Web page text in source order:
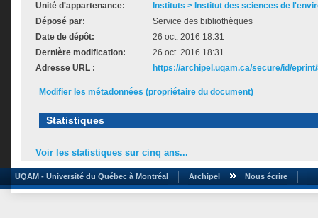
Unité d'appartenance:
Instituts > Institut des sciences de
Déposé par:
Service des bibliothèques
Date de dépôt:
26 oct. 2016 18:31
Dernière modification:
26 oct. 2016 18:31
Adresse URL :
https://archipel.uqam.ca/secure/id/
Modifier les métadonnées (propriétaire du document)
Statistiques
Voir les statistiques sur cinq ans...
UQAM - Université du Québec à Montréal Archipel Nous écrire